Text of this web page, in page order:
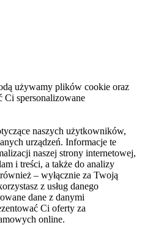
używamy plików cookie oraz
Ci spersonalizowane
naszych użytkowników,
urządzeń. Informacje te
naszej strony internetowej,
i treści, a także do analizy
– wyłącznie za Twoją
z usług danego
dane z danymi
Ci oferty za
online.